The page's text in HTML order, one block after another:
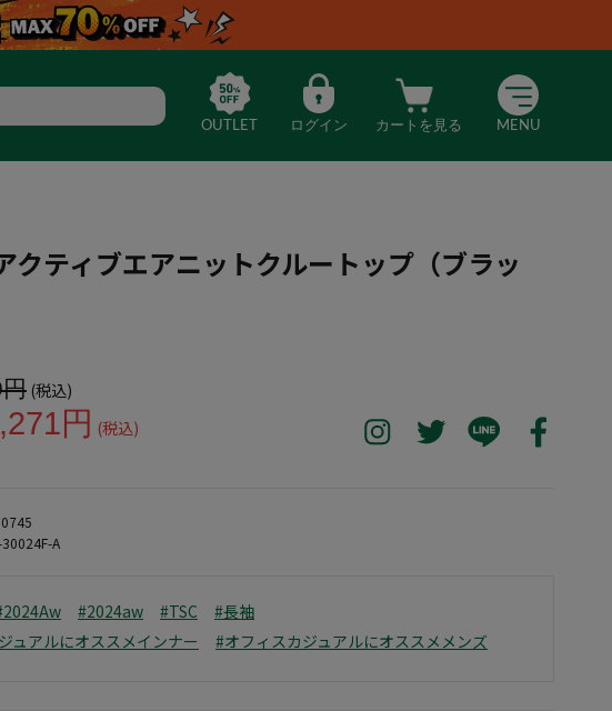
OUTLET ログイン カートを見る MENU
クティブエアニットクルートップ（ブラッ
(税込)
円 (税込)
A
#2024aw #TSC
#長袖
ュアルにオススメインナー
#オフィスカジュアルにオススメメンズ